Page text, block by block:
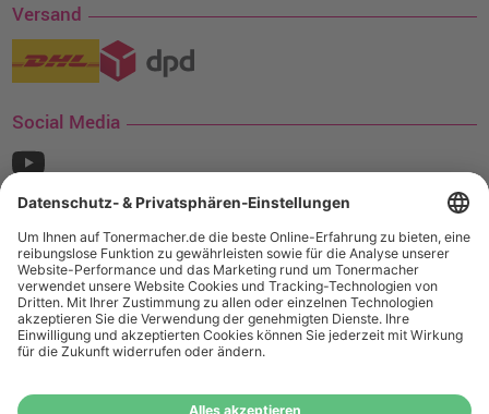
Versand
Social Media
¹ Nur gültig für den Versand innerhalb Deutschlands. Befindet sich ein Warenwert
von mindestens 35€ (inkl. Mwst.) an Ampertec Artikeln in Ihrem Warenkorb, ist der
Versand für Sie kostenfrei.